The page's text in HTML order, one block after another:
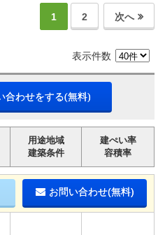
1 2 次へ
表示件数
合わせをする(無料)
用途地域
建築条件
建ぺい率
容積率
お問い合わせ(無料)